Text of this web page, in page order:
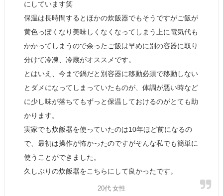
にしています笑
保温は長時間するとほかの炊飯器でもそうですがご飯が
黄色っぽくなり美味しくなくなってしまう上に電気代も
かかってしまうので余ったご飯は早めに別の容器に取り
分けて冷凍、冷蔵がオススメです。
とはいえ、今まで鍋だと別容器に移動必須で移動しない
とダメになってしまっていたものが、体調が悪い時など
に少し味が落ちてもずっと保温しておけるのがとても助
かります。
実家でも炊飯器を使っていたのは10年ほど前になるの
で、最初は操作が怖かったのですがそんな私でも簡単に
使うことができました。
久しぶりの炊飯器をこちらにして良かったです。
20代 女性